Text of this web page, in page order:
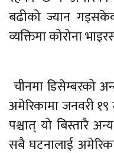
बढीको ज्यान
व्यक्तिमा कोरोना
चीनमा डिसेम्बरको
अमेरिकामा जनवरी १९
पश्चात् यो बिस्तारै
सबै घटनालाई